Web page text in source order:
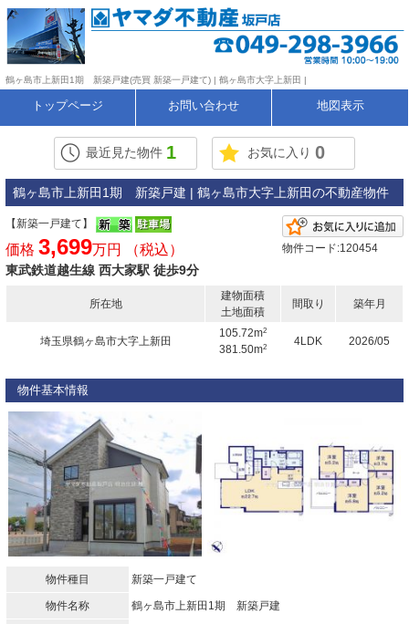
鶴ヶ島市上新田1期 新築戸建(売買 新築一戸建て) | 鶴ヶ島市大字上新田 |
トップページ お問い合わせ 地図表示
最近見た物件 1 お気に入り 0
鶴ヶ島市上新田1期 新築戸建 | 鶴ヶ島市大字上新田の不動産物件
【新築一戸建て】
価格 3,699万円 （税込）
東武鉄道越生線 西大家駅 徒歩9分
物件コード:120454
所在地
建物面積
土地面積
間取り 築年月
埼玉県鶴ヶ島市大字上新田
105.72m2
381.50m2 4LDK 2026/05
物件基本情報
物件種目 新築一戸建て
物件名称 鶴ヶ島市上新田1期 新築戸建